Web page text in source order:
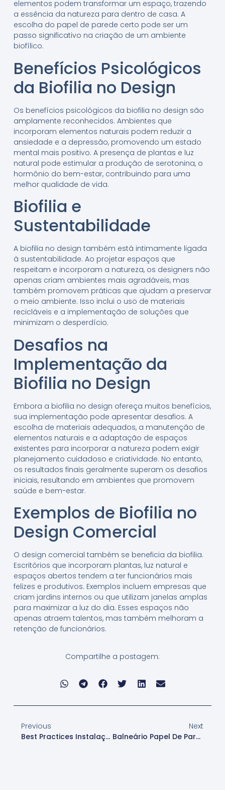
elementos podem transformar um espaço, trazendo
a essência da natureza para dentro de casa. A
escolha do papel de parede certo pode ser um
passo significativo na criação de um ambiente
biofílico.
Benefícios Psicológicos
da Biofilia no Design
Os benefícios psicológicos da biofilia no design são
amplamente reconhecidos. Ambientes que
incorporam elementos naturais podem reduzir a
ansiedade e a depressão, promovendo um estado
mental mais positivo. A presença de plantas e luz
natural pode estimular a produção de serotonina, o
hormônio do bem-estar, contribuindo para uma
melhor qualidade de vida.
Biofilia e
Sustentabilidade
A biofilia no design também está intimamente ligada
à sustentabilidade. Ao projetar espaços que
respeitam e incorporam a natureza, os designers não
apenas criam ambientes mais agradáveis, mas
também promovem práticas que ajudam a preservar
o meio ambiente. Isso inclui o uso de materiais
recicláveis e a implementação de soluções que
minimizam o desperdício.
Desafios na
Implementação da
Biofilia no Design
Embora a biofilia no design ofereça muitos benefícios,
sua implementação pode apresentar desafios. A
escolha de materiais adequados, a manutenção de
elementos naturais e a adaptação de espaços
existentes para incorporar a natureza podem exigir
planejamento cuidadoso e criatividade. No entanto,
os resultados finais geralmente superam os desafios
iniciais, resultando em ambientes que promovem
saúde e bem-estar.
Exemplos de Biofilia no
Design Comercial
O design comercial também se beneficia da biofilia.
Escritórios que incorporam plantas, luz natural e
espaços abertos tendem a ter funcionários mais
felizes e produtivos. Exemplos incluem empresas que
criam jardins internos ou que utilizam janelas amplas
para maximizar a luz do dia. Esses espaços não
apenas atraem talentos, mas também melhoram a
retenção de funcionários.
Compartilhe a postagem:
Previous
Best Practices Instalação
Next
Balneário Papel De Parede